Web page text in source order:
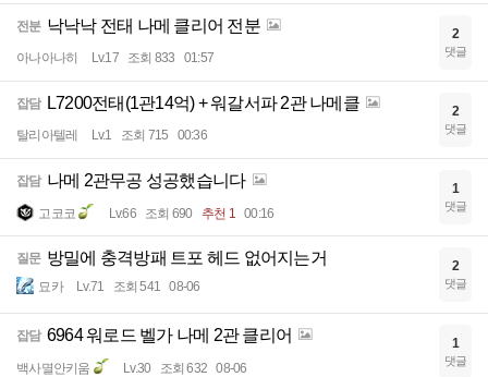
전분 낙낙낙 전태 나메 클리어 전분
아나아나히 Lv.17 조회 833 01:57
2
댓글
잡담 L7200전태(1관14억) + 워갈서파 2관 나메클
탈리아텔레 Lv.1 조회 715 00:36
2
댓글
잡담 나메 2관무공 성공했습니다
고코코 Lv.66 조회 690 추천 1 00:16
1
댓글
질문 방밀에 충격방패 트포 헤드 없어지는거
묘카 Lv.71 조회 541 08-06
2
댓글
잡담 6964 워로드 벨가 나메 2관 클리어
백사멸안키움 Lv.30 조회 632 08-06
1
댓글